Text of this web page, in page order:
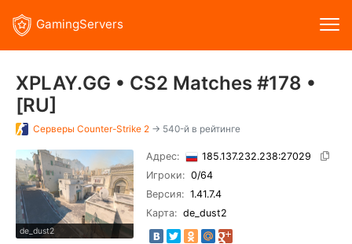
GamingServers
XPLAY.GG • CS2 Matches #178 •
[RU]
Серверы Counter-Strike 2 → 540-й в рейтинге
de_dust2
Адрес:
185.137.232.238:27029
Игроки: 0/64
Версия: 1.41.7.4
Карта: de_dust2